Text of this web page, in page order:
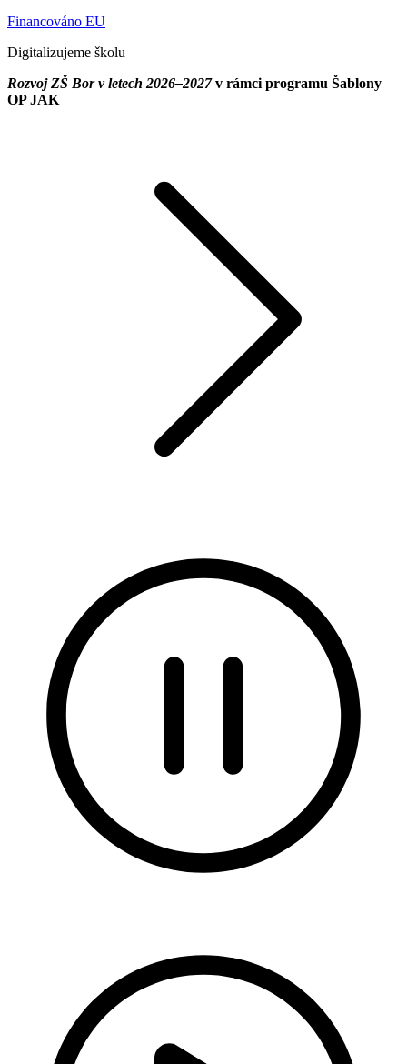
Financováno EU
Digitalizujeme školu
Rozvoj ZŠ Bor v letech 2026–2027v rámci programu Šablony
OP JAK